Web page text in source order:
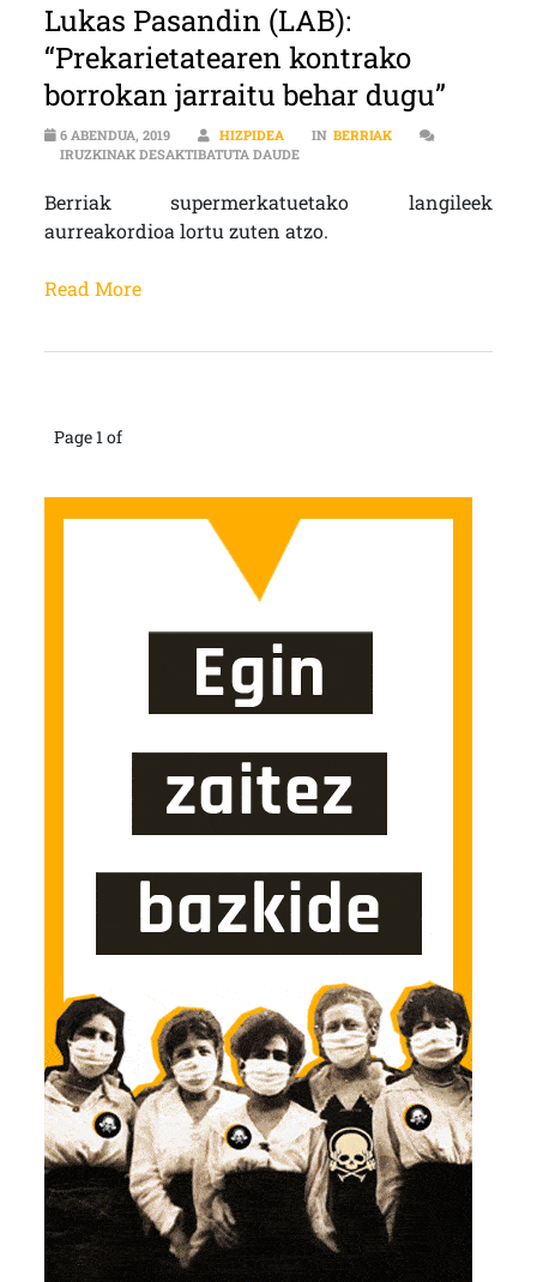
Lukas Pasandin (LAB):
“Prekarietatearen kontrako
borrokan jarraitu behar dugu”
6 ABENDUA, 2019 HIZPIDEA IN BERRIAK
IRUZKINAK DESAKTIBATUTA DAUDELUKAS PASANDIN (LAB):
Berriak supermerkatuetako langileek
aurreakordioa lortu zuten atzo.
Read More
Page 1 of